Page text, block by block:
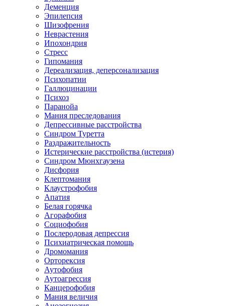
Деменция
Эпилепсия
Шизофрения
Неврастения
Ипохондрия
Стресс
Гипомания
Дереализация, деперсонализация
Психопатии
Галлюцинации
Психоз
Паранойа
Мания преследования
Депрессивные расстройства
Синдром Туретта
Раздражительность
Истерические расстройства (истерия)
Синдром Мюнхгаузена
Дисфория
Клептомания
Клаустрофобия
Апатия
Белая горячка
Агорафобия
Социофобия
Послеродовая депрессия
Психиатрическая помощь
Дромомания
Орторексия
Аутофобия
Аутоагрессия
Канцерофобия
Мания величия